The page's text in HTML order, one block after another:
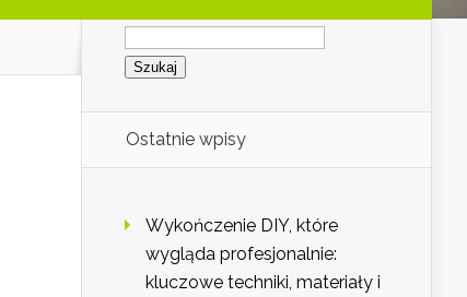
Szukaj:
Ostatnie wpisy
Wykończenie DIY, które
wygląda profesjonalnie:
kluczowe techniki, materiały i